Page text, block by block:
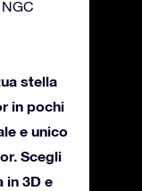
stella
in pochi
e unico
Scegli
in 3D e